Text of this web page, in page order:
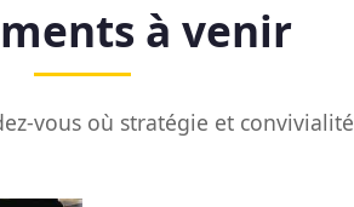
à venir
vous où stratégie et